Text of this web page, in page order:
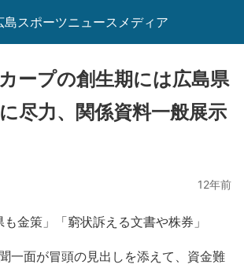
島スポーツニュースメディア
ープの創生期には広島県
尽力、関係資料一般展示
12年前
も金策」「窮状訴える文書や株券」
一面が冒頭の見出しを添えて、資金難